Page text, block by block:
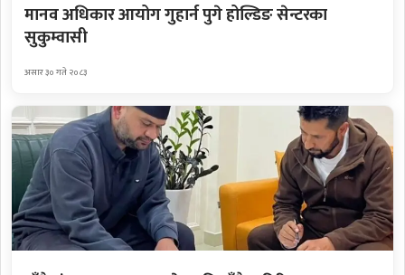
मानव अधिकार आयोग गुहार्न पुगे होल्डिङ सेन्टरका
सुकुम्वासी
असार ३० गते २०८३